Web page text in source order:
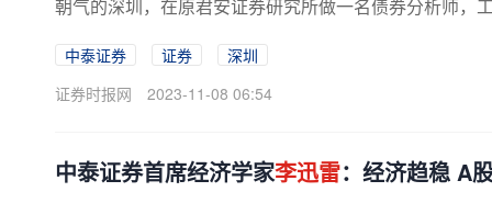
朝气的深圳，在原君安证券研究所做一名债券分析师，
中泰证券 证券
深圳
证券时报网
2023-11-08 06:54
中泰证券首席经济学家李迅雷：经济趋稳 A